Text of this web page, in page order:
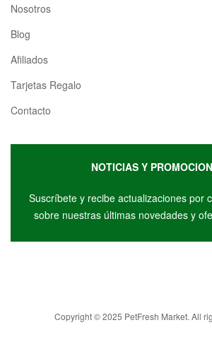
Nosotros
Blog
Afiliados
Tarjetas Regalo
Contacto
NOTICIAS Y
Suscríbete y recibe actualizaciones por
sobre nuestras últimas novedades y
Copyright © 2025 PetFresh Market. All